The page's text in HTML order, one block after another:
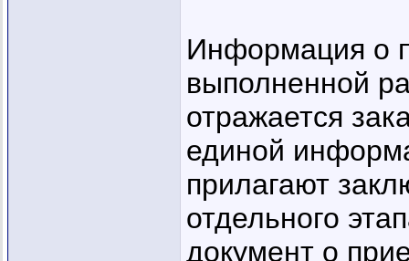
Информация о
выполненной
отражается
единой
прилагают
отдельного
документ о